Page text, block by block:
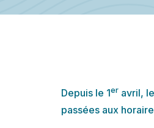
Depuis le 1er avril,
passées aux